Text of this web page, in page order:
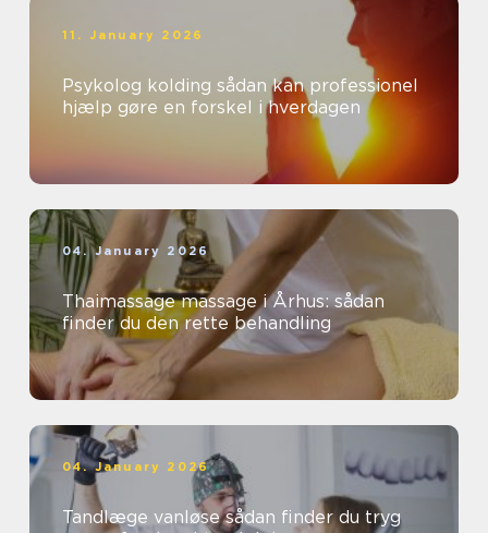
11. January 2026
Psykolog kolding sådan kan professionel
hjælp gøre en forskel i hverdagen
04. January 2026
Thaimassage massage i Århus: sådan
finder du den rette behandling
04. January 2026
Tandlæge vanløse sådan finder du tryg